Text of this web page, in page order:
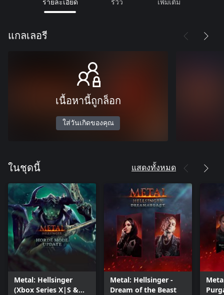
แกลเลอรี
เนื้อหานี้ถูกล็อก
ใส่วันเกิดของคุณ
ในชุดนี้ แสดงทั้งหมด
Metal: Hellsinger
(Xbox Series X|S &
Metal: Hellsinger -
Dream of the Beast